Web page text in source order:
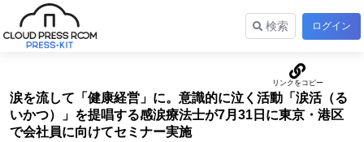
検索 ログイン
涙を流して「健康経営」に。意識的に泣く活動「涙活（る
いかつ）」を提唱する感涙療法士が7月31日に東京・港区
で会社員に向けてセミナー実施